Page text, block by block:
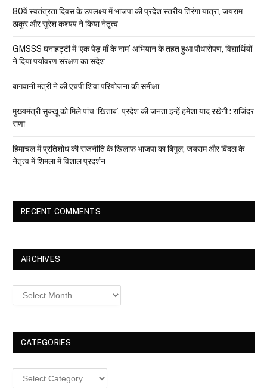
80वें स्वतंत्रता दिवस के उपलक्ष्य में भाजपा की प्रदेश स्तरीय तिरंगा यात्रा, जयराम
ठाकुर और सुरेश कश्यप ने किया नेतृत्व
GMSSS घनाहट्टी में ‘एक पेड़ माँ के नाम’ अभियान के तहत हुआ पौधारोपण, विद्यार्थियों
ने दिया पर्यावरण संरक्षण का संदेश
बागवानी मंत्री ने की एचपी शिवा परियोजना की समीक्षा
मुख्यमंत्री सुक्खू को मिले पांच ‘खिताब’, प्रदेश की जनता इन्हें हमेशा याद रखेगी : राजिंदर
राणा
हिमाचल में प्रतिशोध की राजनीति के खिलाफ भाजपा का बिगुल, जयराम और बिंदल के
नेतृत्व में शिमला में विशाल प्रदर्शन
RECENT COMMENTS
ARCHIVES
Archives
CATEGORIES
Categories